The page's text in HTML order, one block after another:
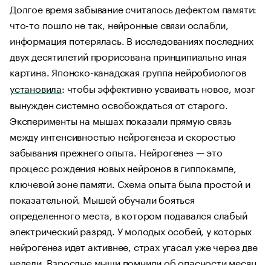
Долгое время забывание считалось дефектом памяти:
что-то пошло не так, нейронные связи ослабли,
информация потерялась. В исследованиях последних
двух десятилетий прорисована принципиально иная
картина. Японско-канадская группа нейробиологов
установила: чтобы эффективно усваивать новое, мозг
вынужден системно освобождаться от старого.
Эксперименты на мышах показали прямую связь
между интенсивностью нейрогенеза и скоростью
забывания прежнего опыта. Нейрогенез — это
процесс рождения новых нейронов в гиппокампе,
ключевой зоне памяти. Схема опыта была простой и
показательной. Мышей обучали бояться
определенного места, в котором подавался слабый
электрический разряд. У молодых особей, у которых
нейрогенез идет активнее, страх угасал уже через две
недели. Взрослые мыши помнили об опасности месяц